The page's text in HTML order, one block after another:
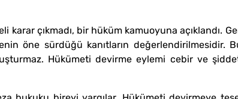
karar çıkmadı, bir hüküm kamuoyuna
öne sürdüğü kanıtların
Hükümeti devirme eylemi cebir ve